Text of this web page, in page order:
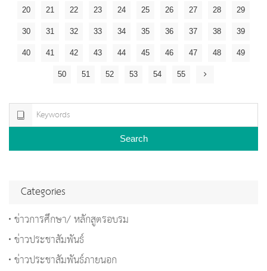
20 21 22 23 24 25 26 27 28 29
30 31 32 33 34 35 36 37 38 39
40 41 42 43 44 45 46 47 48 49
50 51 52 53 54 55
Search
Categories
ข่าวการศึกษา/ หลักสูตรอบรม
ข่าวประชาสัมพันธ์
ข่าวประชาสัมพันธ์ภายนอก